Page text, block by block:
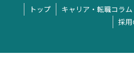
トップ キャリア・転職コラム
採